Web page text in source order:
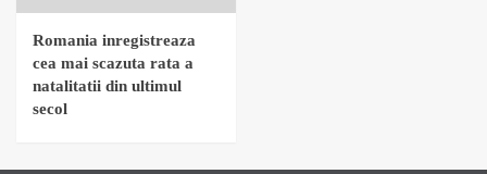
Romania inregistreaza
cea mai scazuta rata a
natalitatii din ultimul
secol